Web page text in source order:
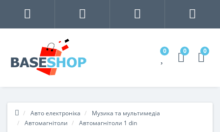
0 0 0
Авто електроніка
Музика та мультимедіа
Автомагнітоли
Автомагнітоли 1 din